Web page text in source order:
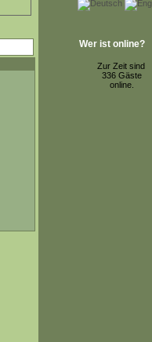
Wer ist online?
Zur Zeit sind
336 Gäste
online.